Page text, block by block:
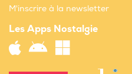
M'inscrire à la newsletter
Les Apps Nostalgie